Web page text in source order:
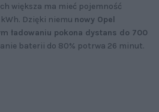
większa ma mieć pojemność
Dzięki niemu nowy Opel
ładowaniu pokona dystans do 700
baterii do 80% potrwa 26 minut.